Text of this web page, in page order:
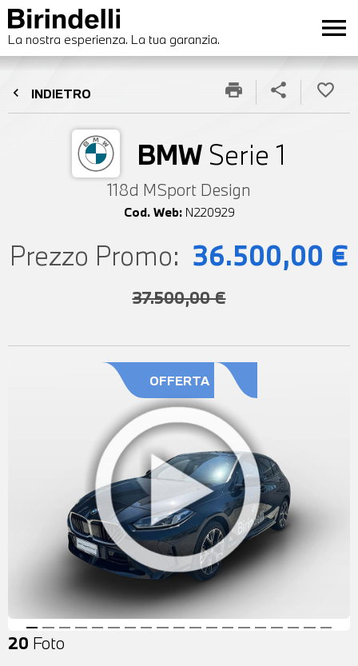
La nostra esperienza. La tua garanzia. menu
chevron_left INDIETRO
BMW Serie 1
118d MSport Design
Cod. Web: N220929
print share favorite_border
Prezzo Promo: 36.500,00 €
37.500,00 €
OFFERTA
20 Foto